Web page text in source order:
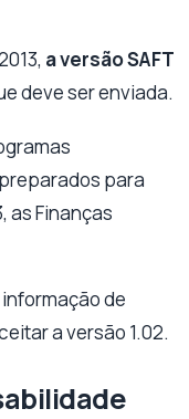
a versão SAFT
deve ser enviada.
para
as Finanças
de
a versão 1.02.